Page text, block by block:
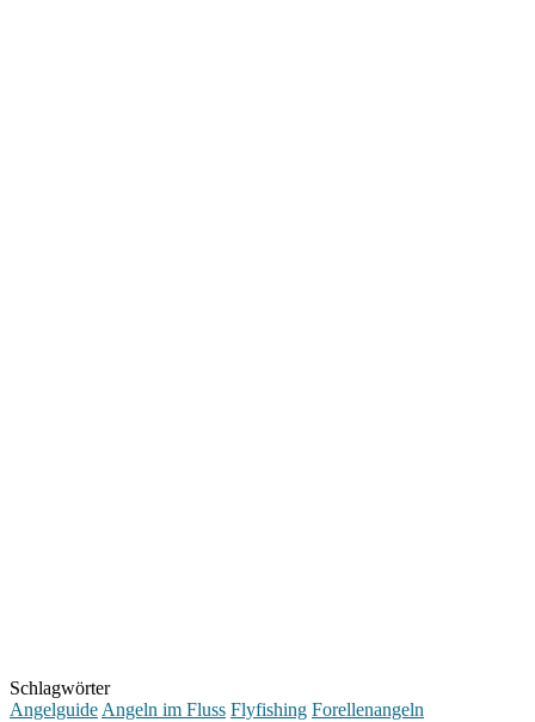
Schlagwörter
Angelguide Angeln im Fluss Flyfishing Forellenangeln